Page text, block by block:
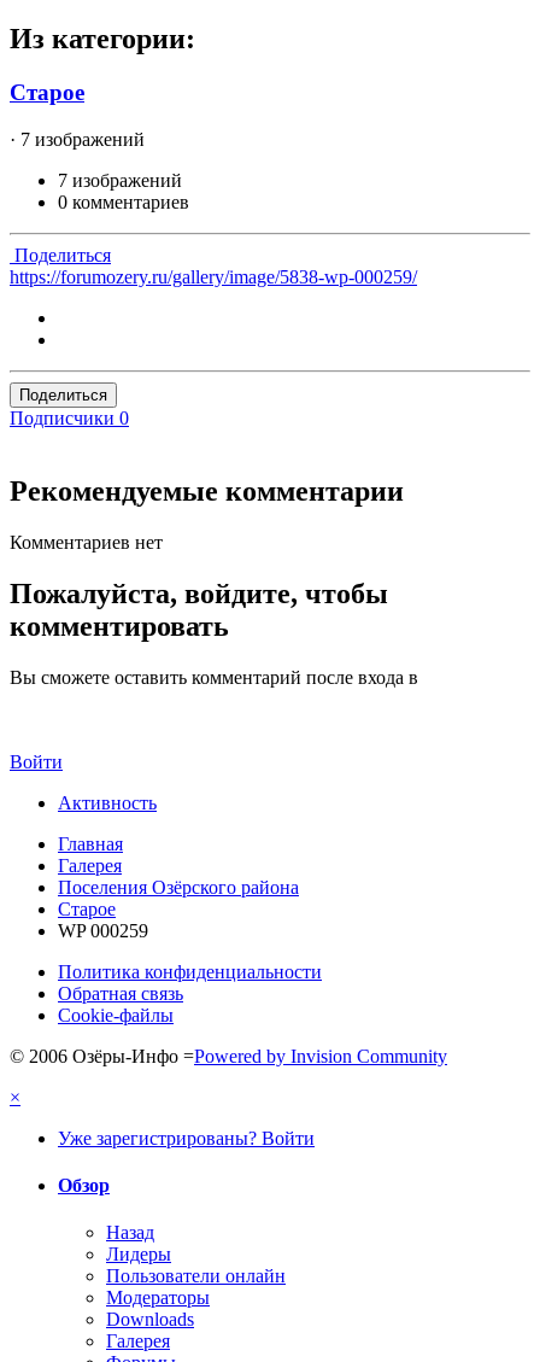
Из категории:
Старое
· 7 изображений
7 изображений
0 комментариев
Поделиться
https://forumozery.ru/gallery/image/5838-wp-000259/
Поделиться
Подписчики 0
Рекомендуемые комментарии
Комментариев нет
Пожалуйста, войдите, чтобы
комментировать
Вы сможете оставить комментарий после входа в
Войти
Активность
Главная
Галерея
Поселения Озёрского района
Старое
WP 000259
Политика конфиденциальности
Обратная связь
Cookie-файлы
© 2006 Озёры-Инфо =Powered by Invision Community
×
Уже зарегистрированы? Войти
Обзор
Назад
Лидеры
Пользователи онлайн
Модераторы
Downloads
Галерея